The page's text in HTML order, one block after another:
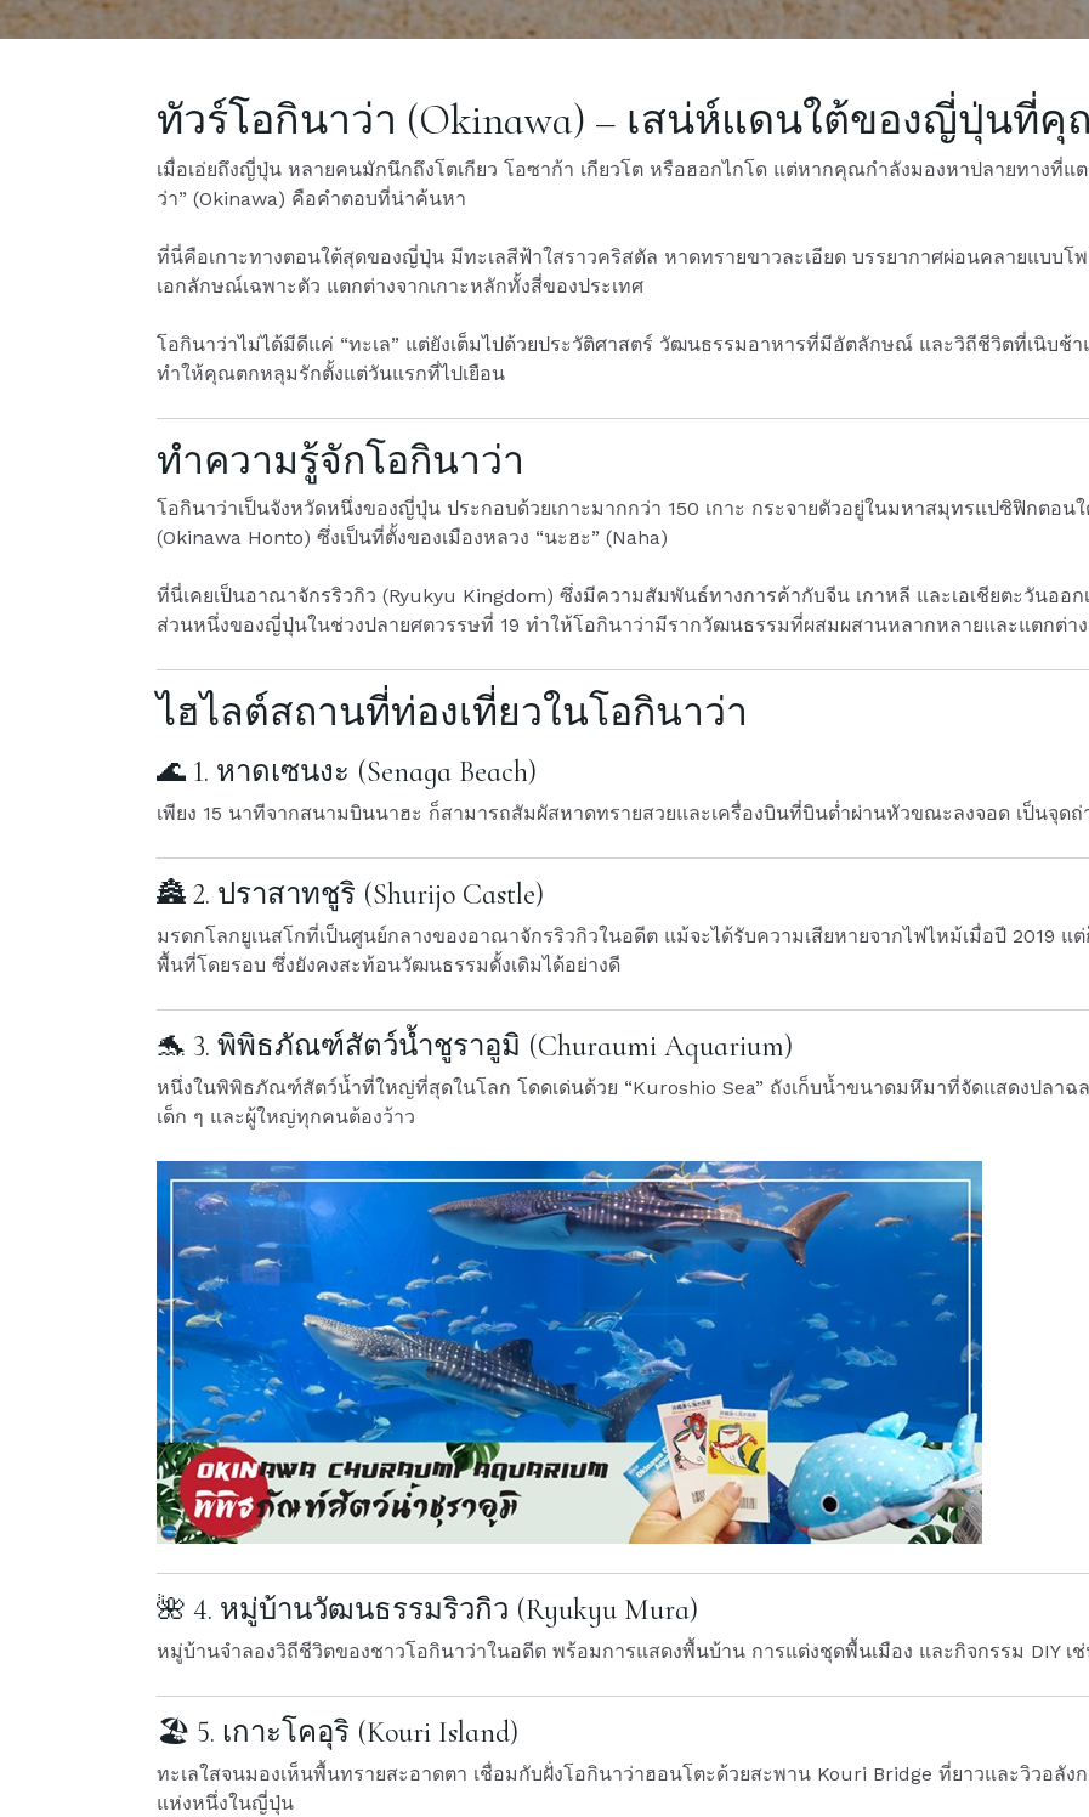
ทัวร์โอกินาว่า (Okinawa) – เสน่ห์แดนใต้ของญี่ปุ่นที่คุ
เมื่อเอ่ยถึงญี่ปุ่น หลายคนมักนึกถึงโตเกียว โอซาก้า เกียวโต หรือฮอกไกโด แต่หากคุณกำลังมองหาปลายทางที่แ
ว่า” (Okinawa) คือคำตอบที่น่าค้นหา
ที่นี่คือเกาะทางตอนใต้สุดของญี่ปุ่น มีทะเลสีฟ้าใสราวคริสตัล หาดทรายขาวละเอียด บรรยากาศผ่อนคลายแบบ
เอกลักษณ์เฉพาะตัว แตกต่างจากเกาะหลักทั้งสี่ของประเทศ
โอกินาว่าไม่ได้มีดีแค่ “ทะเล” แต่ยังเต็มไปด้วยประวัติศาสตร์ วัฒนธรรมอาหารที่มีอัตลักษณ์ และวิถีชีวิตที่เนิบช้
ทำให้คุณตกหลุมรักตั้งแต่วันแรกที่ไปเยือน
ทำความรู้จักโอกินาว่า
โอกินาว่าเป็นจังหวัดหนึ่งของญี่ปุ่น ประกอบด้วยเกาะมากกว่า 150 เกาะ กระจายตัวอยู่ในมหาสมุทรแปซิฟิกตอนใ
(Okinawa Honto) ซึ่งเป็นที่ตั้งของเมืองหลวง “นะฮะ” (Naha)
ที่นี่เคยเป็นอาณาจักรริวกิว (Ryukyu Kingdom) ซึ่งมีความสัมพันธ์ทางการค้ากับจีน เกาหลี และเอเชียตะวันออ
ส่วนหนึ่งของญี่ปุ่นในช่วงปลายศตวรรษที่ 19 ทำให้โอกินาว่ามีรากวัฒนธรรมที่ผสมผสานหลากหลายและแตกต่า
ไฮไลต์สถานที่ท่องเที่ยวในโอกินาว่า
🌊 1. หาดเซนงะ (Senaga Beach)
เพียง 15 นาทีจากสนามบินนาฮะ ก็สามารถสัมผัสหาดทรายสวยและเครื่องบินที่บินต่ำผ่านหัวขณะลงจอด เป็นจุด
🏯 2. ปราสาทชูริ (Shurijo Castle)
มรดกโลกยูเนสโกที่เป็นศูนย์กลางของอาณาจักรริวกิวในอดีต แม้จะได้รับความเสียหายจากไฟไหม้เมื่อปี 2019 แ
พื้นที่โดยรอบ ซึ่งยังคงสะท้อนวัฒนธรรมดั้งเดิมได้อย่างดี
🐬 3. พิพิธภัณฑ์สัตว์น้ำชูราอูมิ (Churaumi Aquarium)
หนึ่งในพิพิธภัณฑ์สัตว์น้ำที่ใหญ่ที่สุดในโลก โดดเด่นด้วย “Kuroshio Sea” ถังเก็บน้ำขนาดมหึมาที่จัดแสดงปลาฉ
เด็ก ๆ และผู้ใหญ่ทุกคนต้องว้าว
🌺 4. หมู่บ้านวัฒนธรรมริวกิว (Ryukyu Mura)
หมู่บ้านจำลองวิถีชีวิตของชาวโอกินาว่าในอดีต พร้อมการแสดงพื้นบ้าน การแต่งชุดพื้นเมือง และกิจกรรม DIY เ
🏖 5. เกาะโคอุริ (Kouri Island)
ทะเลใสจนมองเห็นพื้นทรายสะอาดตา เชื่อมกับฝั่งโอกินาว่าฮอนโตะด้วยสะพาน Kouri Bridge ที่ยาวและวิวอลั
แห่งหนึ่งในญี่ปุ่น